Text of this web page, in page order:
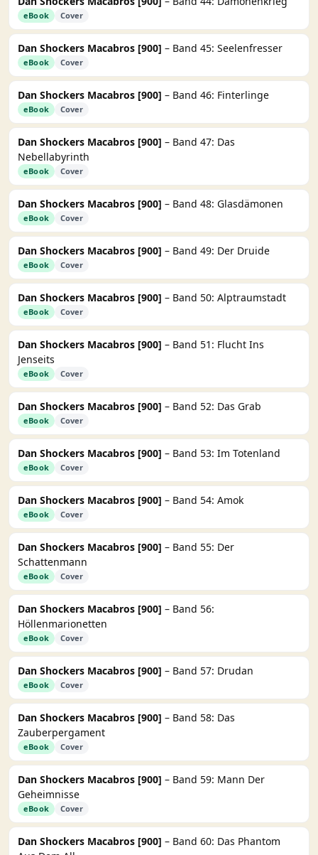
eBook Cover
Dan Shockers Macabros [900] – Band 45: Seelenfresser
eBook Cover
Dan Shockers Macabros [900] – Band 46: Finterlinge
eBook Cover
Dan Shockers Macabros [900] – Band 47: Das
Nebellabyrinth
eBook Cover
Dan Shockers Macabros [900] – Band 48: Glasdämonen
eBook Cover
Dan Shockers Macabros [900] – Band 49: Der Druide
eBook Cover
Dan Shockers Macabros [900] – Band 50: Alptraumstadt
eBook Cover
Dan Shockers Macabros [900] – Band 51: Flucht Ins
Jenseits
eBook Cover
Dan Shockers Macabros [900] – Band 52: Das Grab
eBook Cover
Dan Shockers Macabros [900] – Band 53: Im Totenland
eBook Cover
Dan Shockers Macabros [900] – Band 54: Amok
eBook Cover
Dan Shockers Macabros [900] – Band 55: Der
Schattenmann
eBook Cover
Dan Shockers Macabros [900] – Band 56:
Höllenmarionetten
eBook Cover
Dan Shockers Macabros [900] – Band 57: Drudan
eBook Cover
Dan Shockers Macabros [900] – Band 58: Das
Zauberpergament
eBook Cover
Dan Shockers Macabros [900] – Band 59: Mann Der
Geheimnisse
eBook Cover
Dan Shockers Macabros [900] – Band 60: Das Phantom